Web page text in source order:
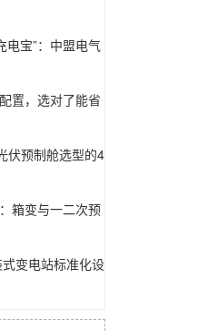
电宝”：中盟电气
置，选对了能省
伏预制舱选型的4
箱变与一二次预
变电站标准化设